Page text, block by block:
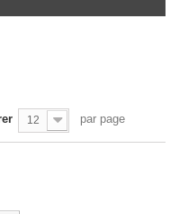
12 par page